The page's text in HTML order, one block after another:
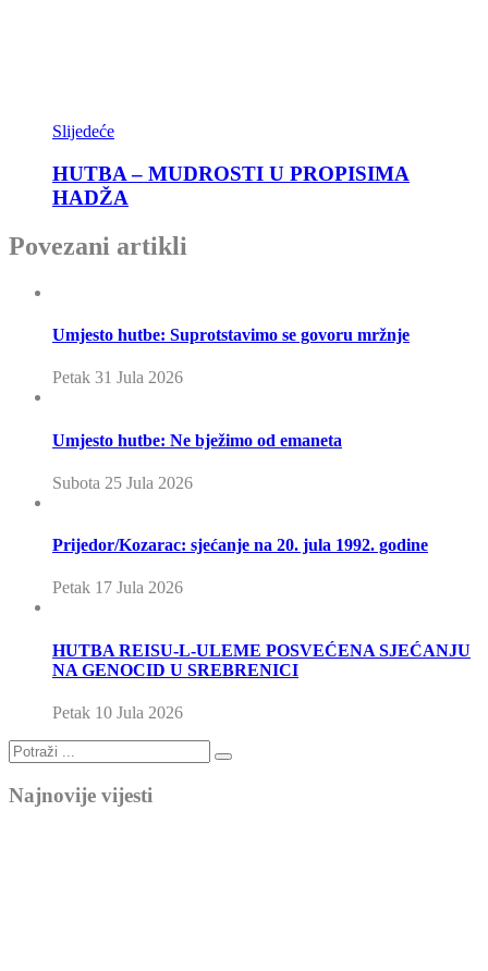
Slijedeće
HUTBA – MUDROSTI U PROPISIMA
HADŽA
Povezani artikli
Umjesto hutbe: Suprotstavimo se govoru mržnje
Petak 31 Jula 2026
Umjesto hutbe: Ne bježimo od emaneta
Subota 25 Jula 2026
Prijedor/Kozarac: sjećanje na 20. jula 1992. godine
Petak 17 Jula 2026
HUTBA REISU-L-ULEME POSVEĆENA SJEĆANJU
NA GENOCID U SREBRENICI
Petak 10 Jula 2026
Najnovije vijesti